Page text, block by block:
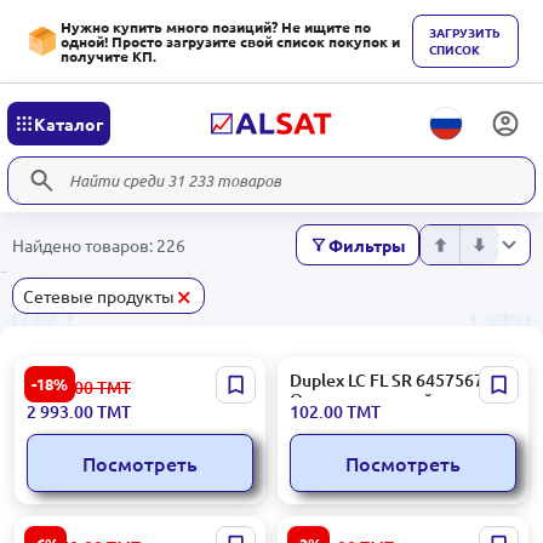
Нужно купить много позиций? Не ищите по
одной! Просто загрузите свой список покупок и
получите КП.
ЗАГРУЗИТЬ
СПИСОК
Каталог
Найдено товаров: 226 Фильтры
Сетевые продукты ×
-18%
FilmBase PDLC | Смарт-
пленка с
электроприводом, +20%
шумоизоляции
3 654.00ТМТ
2 993.00ТМТ
Посмотреть
Duplex LC FL SR 6457567-8 |
Оптоволоконный адаптер
LC дуплекс
102.00ТМТ
Посмотреть